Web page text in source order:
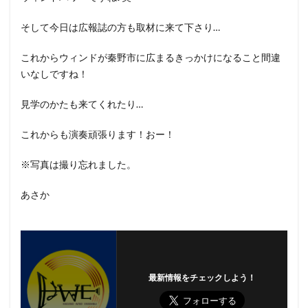
そして今日は広報誌の方も取材に来て下さり…
これからウィンドが秦野市に広まるきっかけになること間違
いなしですね！
見学のかたも来てくれたり…
これからも演奏頑張ります！おー！
※写真は撮り忘れました。
あさか
最新情報をチェックしよう！